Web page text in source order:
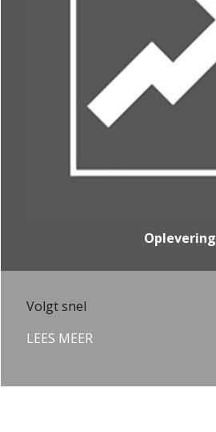
Oplevering
Volgt snel
LEES MEER